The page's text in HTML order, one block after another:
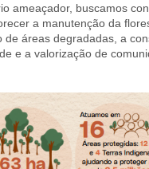
ameaçador, buscamos
a manutenção da
de áreas degradadas, a
e a valorização de